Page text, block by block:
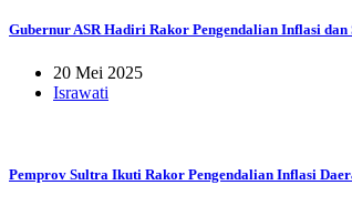
Gubernur ASR Hadiri Rakor Pengendalian Inflasi dan
20 Mei 2025
Israwati
Pemprov Sultra Ikuti Rakor Pengendalian Inflasi